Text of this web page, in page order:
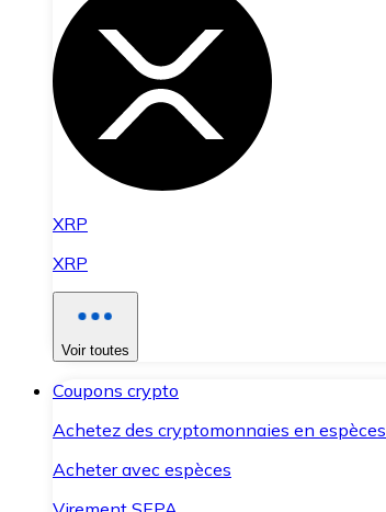
XRP
XRP
Voir toutes
Coupons crypto
Achetez des cryptomonnaies en
Acheter avec espèces